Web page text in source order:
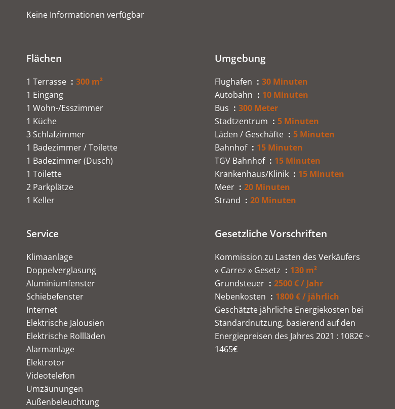
Keine Informationen verfügbar
Flächen
1 Terrasse
300 m²
1 Eingang
1 Wohn-/Esszimmer
1 Küche
3 Schlafzimmer
1 Badezimmer / Toilette
1 Badezimmer (Dusch)
1 Toilette
2 Parkplätze
1 Keller
Umgebung
Flughafen
30 Minuten
Autobahn
10 Minuten
Bus
300 Meter
Stadtzentrum
5 Minuten
Läden / Geschäfte
5 Minuten
Bahnhof
15 Minuten
TGV Bahnhof
15 Minuten
Krankenhaus/Klinik
15 Minuten
Meer
20 Minuten
Strand
20 Minuten
Service
Klimaanlage
Doppelverglasung
Aluminiumfenster
Schiebefenster
Internet
Elektrische Jalousien
Elektrische Rollläden
Alarmanlage
Elektrotor
Videotelefon
Umzäunungen
Außenbeleuchtung
Gesetzliche Vorschriften
Kommission zu Lasten des Verkäufers
« Carrez » Gesetz
130 m²
Grundsteuer
2500 € / Jahr
Nebenkosten
1800 € / jährlich
Geschätzte jährliche Energiekosten bei
Standardnutzung, basierend auf den
Energiepreisen des Jahres 2021 : 1082€ ~
1465€